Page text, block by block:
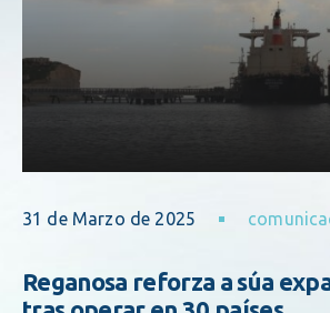
31 de Marzo de 2025
Reganosa reforza a súa